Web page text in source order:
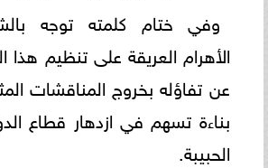
وفي ختام كلمته توجه
الأهرام العريقة على تنظيم هذا
عن تفاؤله بخروج المناقشات
بناءة تسهم في ازدهار قطاع
الحبيبة.